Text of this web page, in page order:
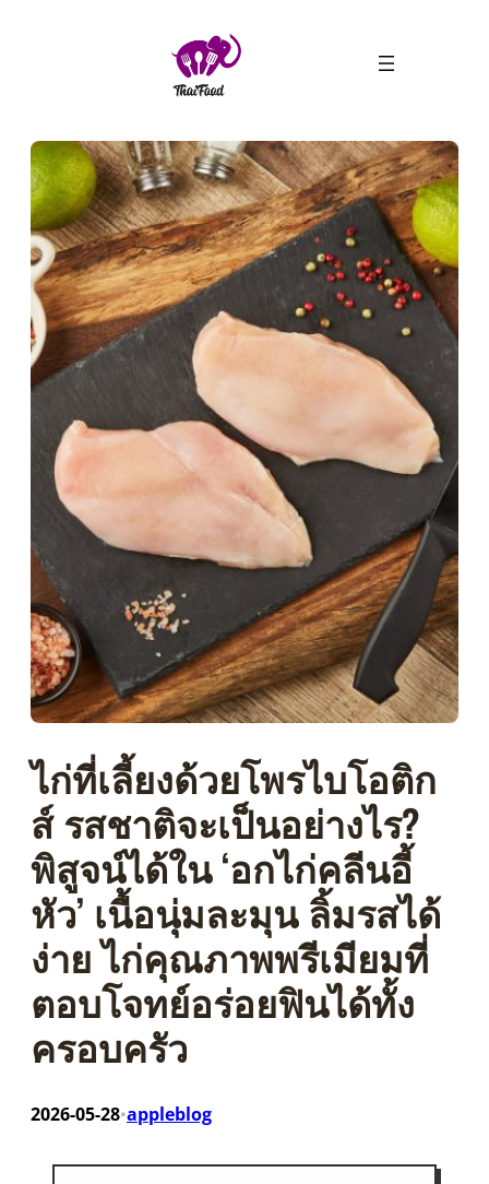
ไก่ที่เลี้ยงด้วยโพรไบโอติก
ส์ รสชาติจะเป็นอย่างไร?
พิสูจน์ได้ใน ‘อกไก่คลีนอี้
หัว’ เนื้อนุ่มละมุน ลิ้มรสได้
ง่าย ไก่คุณภาพพรีเมียมที่
ตอบโจทย์อร่อยฟินได้ทั้ง
ครอบครัว
2026-05-28•appleblog